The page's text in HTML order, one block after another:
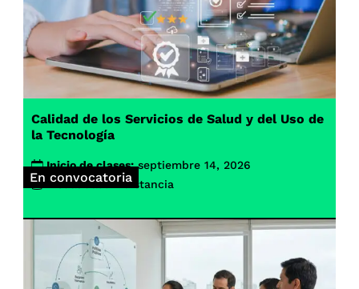
En convocatoria
Calidad de los Servicios de Salud y del Uso de
la Tecnología
Inicio de clases: septiembre 14, 2026
Modalidad: A distancia